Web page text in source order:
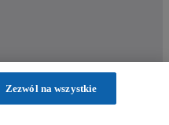
Zezwól na wszystkie